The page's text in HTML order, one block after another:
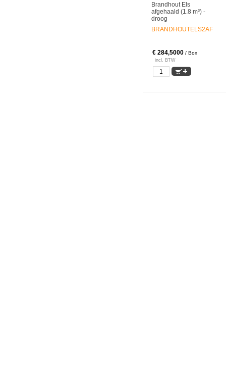
Brandhout Els
afgehaald (1.8 m³) -
droog
BRANDHOUTELS2AF
€ 284,5000 / Box
incl. BTW